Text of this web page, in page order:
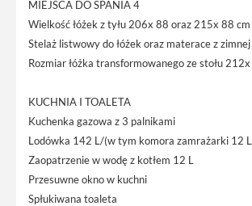
MIEJSCA DO SPANIA 4
Wielkość łóżek z tyłu 206x 88 oraz 215x 88 cm
Stelaż listwowy do łóżek oraz materace z
Rozmiar łóżka transformowanego ze stołu
KUCHNIA I TOALETA
Kuchenka gazowa z 3 palnikami
Lodówka 142 L/(w tym komora zamrażarki 12
Zaopatrzenie w wodę z kotłem 12 L
Przesuwne okno w kuchni
Spłukiwana toaleta